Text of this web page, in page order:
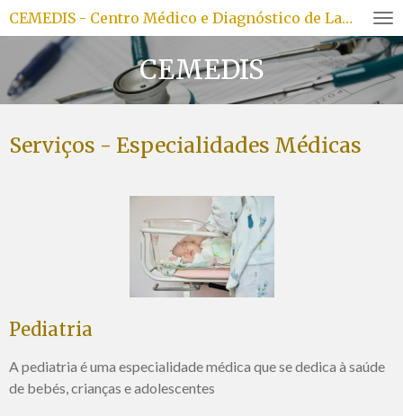
Skip
to
main
content
CEMEDIS - Centro Médico e Diagnóstico de Lafões Lda
CEMEDIS
Serviços - Especialidades Médicas
Pediatria
A pediatria é uma especialidade médica que se dedica à saúde
de bebés, crianças e adolescentes